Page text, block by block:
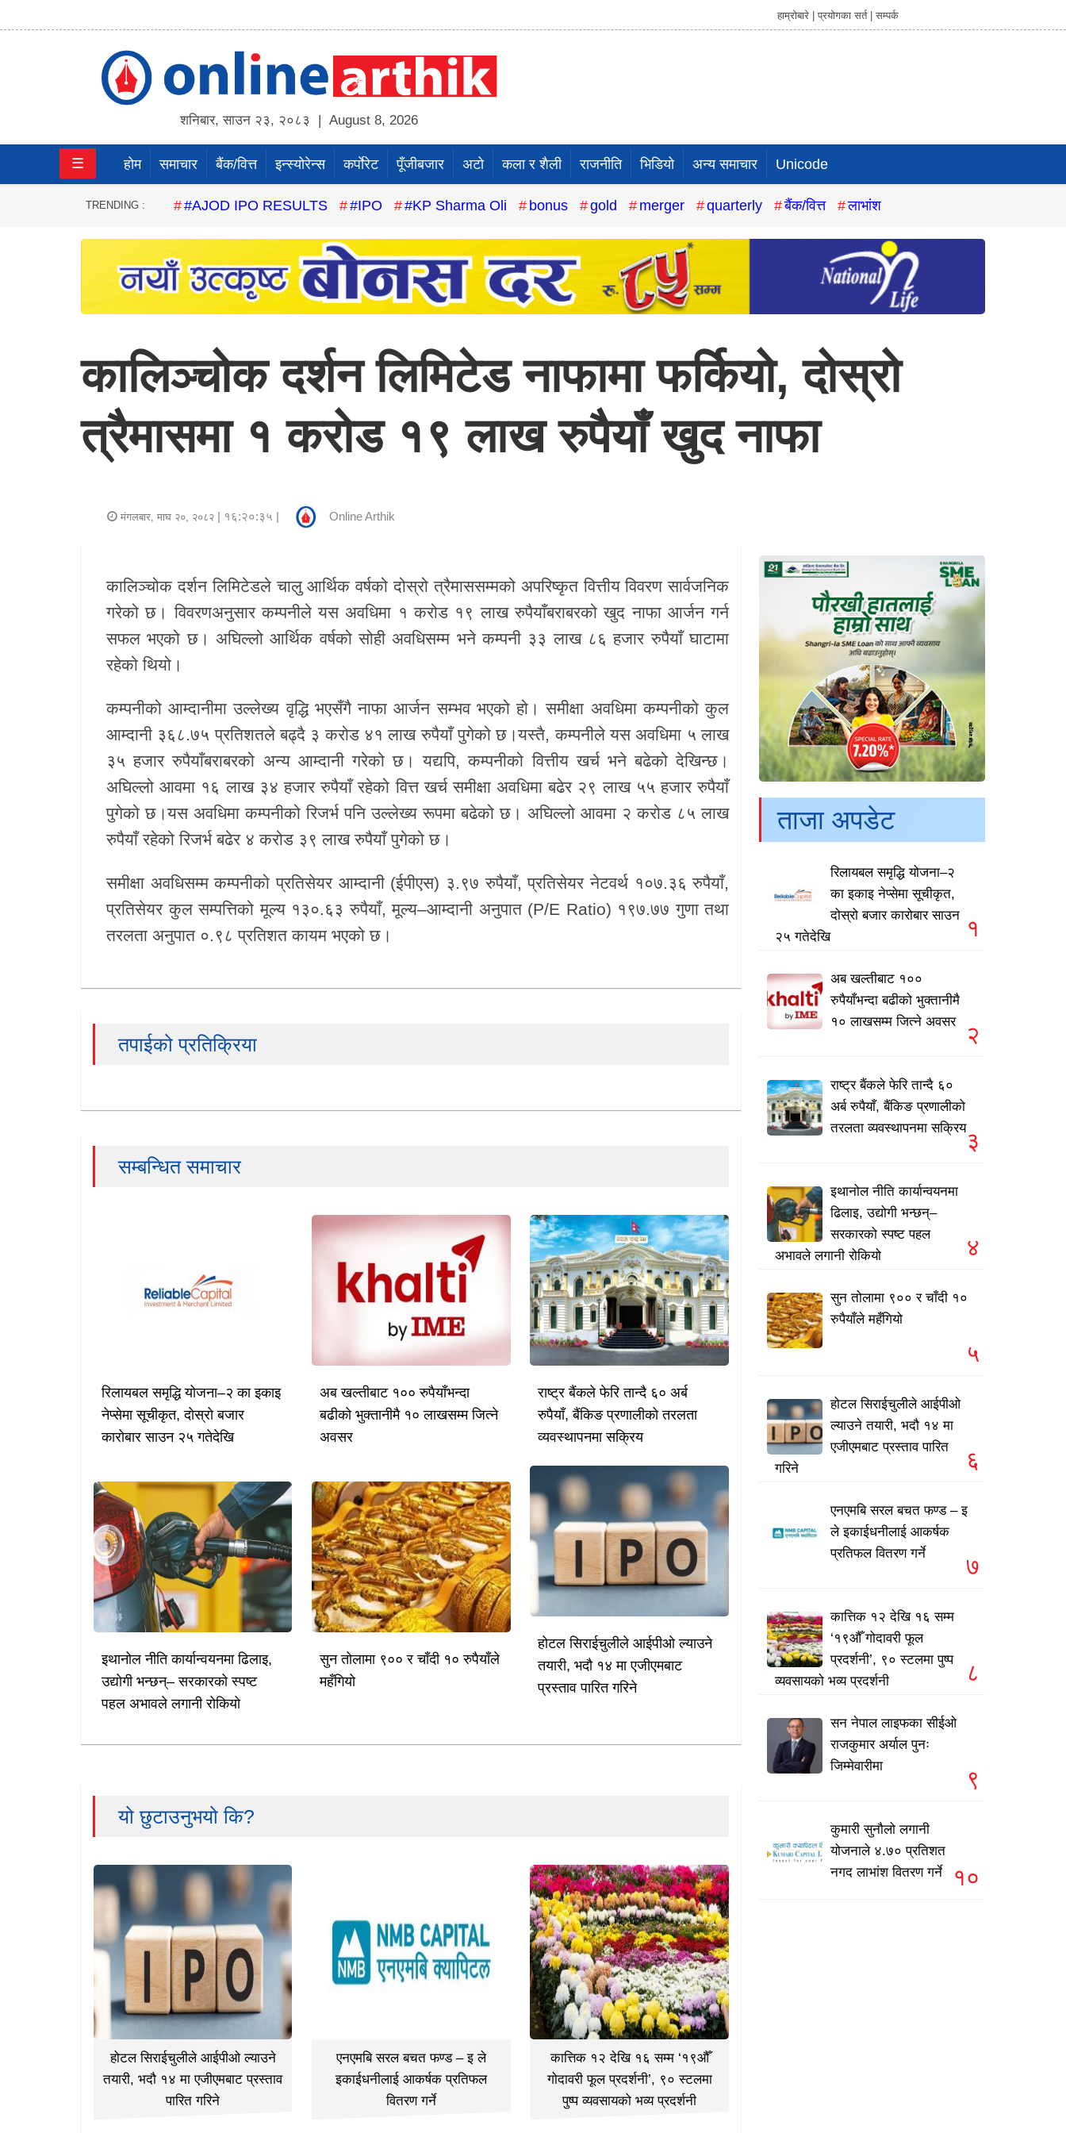
हाम्रोबारे | प्रयोगका सर्त | सम्पर्क
शनिबार,साउन २३, २०८३ | August 8, 2026
बैंक/
☰ होम समाचार बैंक/वित्त इन्स्योरेन्स कर्पाेरेट पूँजीबजार अटो कला र शैली राजनीति भिडियो अन्य समाचार Unicode
TRENDING : #AJOD IPO RESULTS #IPO #KP Sharma Oli bonus gold merger quarterly बैंक/वित्त लाभांश
कालिञ्चोक दर्शन लिमिटेड नाफामा फर्कियो, दोस्रो
त्रैमासमा १ करोड १९ लाख रुपैयाँ खुद नाफा
मंगलबार, माघ २०, २०८२ | १६:२०:३५ | Online Arthik
कालिञ्चोक दर्शन लिमिटेडले चालु आर्थिक वर्षको दोस्रो त्रैमाससम्मको अपरिष्कृत वित्तीय विवरण सार्वजनिक
गरेको छ। विवरणअनुसार कम्पनीले यस अवधिमा १ करोड १९ लाख रुपैयाँबराबरको खुद नाफा आर्जन गर्न
सफल भएको छ। अघिल्लो आर्थिक वर्षको सोही अवधिसम्म भने कम्पनी ३३ लाख ८६ हजार रुपैयाँ घाटामा
रहेको थियो।
कम्पनीको आम्दानीमा उल्लेख्य वृद्धि भएसँगै नाफा आर्जन सम्भव भएको हो। समीक्षा अवधिमा कम्पनीको कुल
आम्दानी ३६८.७५ प्रतिशतले बढ्दै ३ करोड ४१ लाख रुपैयाँ पुगेको छ।यस्तै, कम्पनीले यस अवधिमा ५ लाख
३५ हजार रुपैयाँबराबरको अन्य आम्दानी गरेको छ। यद्यपि, कम्पनीको वित्तीय खर्च भने बढेको देखिन्छ।
अघिल्लो आवमा १६ लाख ३४ हजार रुपैयाँ रहेको वित्त खर्च समीक्षा अवधिमा बढेर २९ लाख ५५ हजार रुपैयाँ
पुगेको छ।यस अवधिमा कम्पनीको रिजर्भ पनि उल्लेख्य रूपमा बढेको छ। अघिल्लो आवमा २ करोड ८५ लाख
रुपैयाँ रहेको रिजर्भ बढेर ४ करोड ३९ लाख रुपैयाँ पुगेको छ।
समीक्षा अवधिसम्म कम्पनीको प्रतिसेयर आम्दानी (ईपीएस) ३.९७ रुपैयाँ, प्रतिसेयर नेटवर्थ १०७.३६ रुपैयाँ,
प्रतिसेयर कुल सम्पत्तिको मूल्य १३०.६३ रुपैयाँ, मूल्य–आम्दानी अनुपात (P/E Ratio) १९७.७७ गुणा तथा
तरलता अनुपात ०.९८ प्रतिशत कायम भएको छ।
तपाईको प्रतिक्रिया
सम्बन्धित समाचार
रिलायबल समृद्धि योजना–२ का इकाइ
नेप्सेमा सूचीकृत, दोस्रो बजार
कारोबार साउन २५ गतेदेखि
अब खल्तीबाट १०० रुपैयाँभन्दा
बढीको भुक्तानीमै १० लाखसम्म जित्ने
अवसर
राष्ट्र बैंकले फेरि तान्दै ६० अर्ब
रुपैयाँ, बैंकिङ प्रणालीको तरलता
व्यवस्थापनमा सक्रिय
इथानोल नीति कार्यान्वयनमा ढिलाइ,
उद्योगी भन्छन्– सरकारको स्पष्ट
पहल अभावले लगानी रोकियो
सुन तोलामा ९०० र चाँदी १० रुपैयाँले
महँगियो
होटल सिराईचुलीले आईपीओ ल्याउने
तयारी, भदौ १४ मा एजीएमबाट
प्रस्ताव पारित गरिने
यो छुटाउनुभयो कि?
होटल सिराईचुलीले आईपीओ ल्याउने
तयारी, भदौ १४ मा एजीएमबाट प्रस्ताव
पारित गरिने
एनएमबि सरल बचत फण्ड – इ ले
इकाईधनीलाई आकर्षक प्रतिफल
वितरण गर्ने
कात्तिक १२ देखि १६ सम्म ‘१९औँ
गोदावरी फूल प्रदर्शनी’, ९० स्टलमा
पुष्प व्यवसायको भव्य प्रदर्शनी
ताजा अपडेट
रिलायबल समृद्धि योजना–२
का इकाइ नेप्सेमा सूचीकृत,
दोस्रो बजार कारोबार साउन
२५ गतेदेखि
१
अब खल्तीबाट १००
रुपैयाँभन्दा बढीको भुक्तानीमै
१० लाखसम्म जित्ने अवसर
२
राष्ट्र बैंकले फेरि तान्दै ६०
अर्ब रुपैयाँ, बैंकिङ प्रणालीको
तरलता व्यवस्थापनमा सक्रिय३
इथानोल नीति कार्यान्वयनमा
ढिलाइ, उद्योगी भन्छन्–
सरकारको स्पष्ट पहल
अभावले लगानी रोकियो
४
सुन तोलामा ९०० र चाँदी १०
रुपैयाँले महँगियो
५
होटल सिराईचुलीले आईपीओ
ल्याउने तयारी, भदौ १४ मा
एजीएमबाट प्रस्ताव पारित
गरिने
६
एनएमबि सरल बचत फण्ड – इ
ले इकाईधनीलाई आकर्षक
प्रतिफल वितरण गर्ने
७
कात्तिक १२ देखि १६ सम्म
‘१९औँ गोदावरी फूल
प्रदर्शनी’, ९० स्टलमा पुष्प
व्यवसायको भव्य प्रदर्शनी
८
सन नेपाल लाइफका सीईओ
राजकुमार अर्याल पुनः
जिम्मेवारीमा
९
कुमारी सुनौलो लगानी
योजनाले ४.७० प्रतिशत
नगद लाभांश वितरण गर्ने
१०